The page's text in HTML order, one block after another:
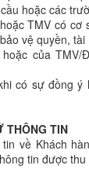
hoặc các
TMV có cơ
vệ quyền,
của
có sự đồng ý
THÔNG TIN
về Khách
tin được thu